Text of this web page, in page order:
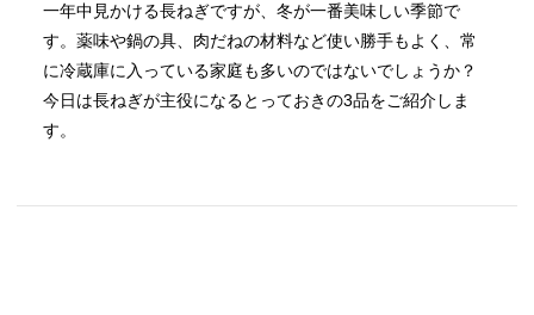
一年中見かける長ねぎですが、冬が一番美味しい季節で
す。薬味や鍋の具、肉だねの材料など使い勝手もよく、常
に冷蔵庫に入っている家庭も多いのではないでしょうか？
今日は長ねぎが主役になるとっておきの3品をご紹介しま
す。